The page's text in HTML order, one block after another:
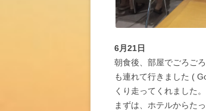
6月21日
朝食後、部屋でごろご
も連れて行きました (
くり走ってくれました
まずは、ホテルからた